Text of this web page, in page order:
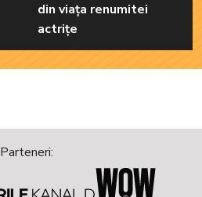
din viața renumitei
actrițe
Parteneri: